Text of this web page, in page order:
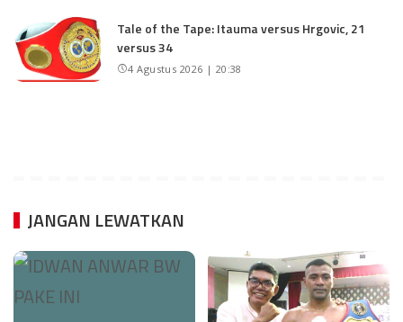
Tale of the Tape: Itauma versus Hrgovic, 21
versus 34
4 Agustus 2026 | 20:38
JANGAN LEWATKAN